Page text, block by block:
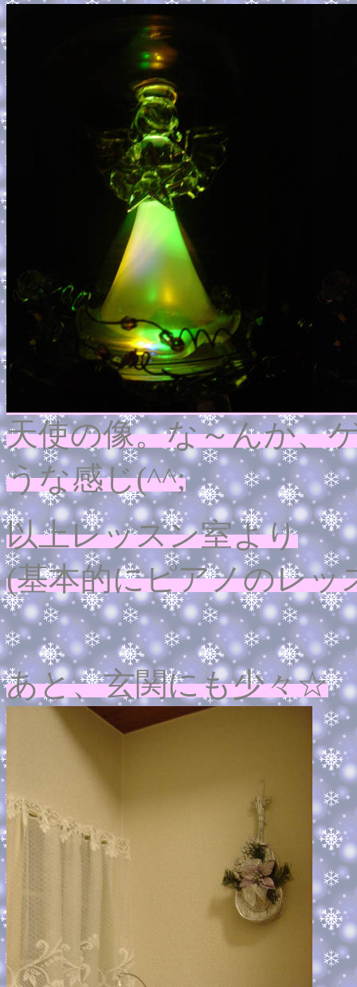
天使の像。な～んか、
うな感じ(^^;
以上レッスン室より
(基本的にピアノのレッ
あと、玄関にも少々☆